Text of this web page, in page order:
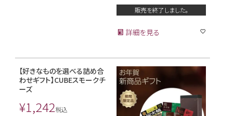
販売を終了しました。
詳細を見る
【好きなものを選べる詰め合
わせギフト】CUBEスモークチ
ーズ
¥1,242税込